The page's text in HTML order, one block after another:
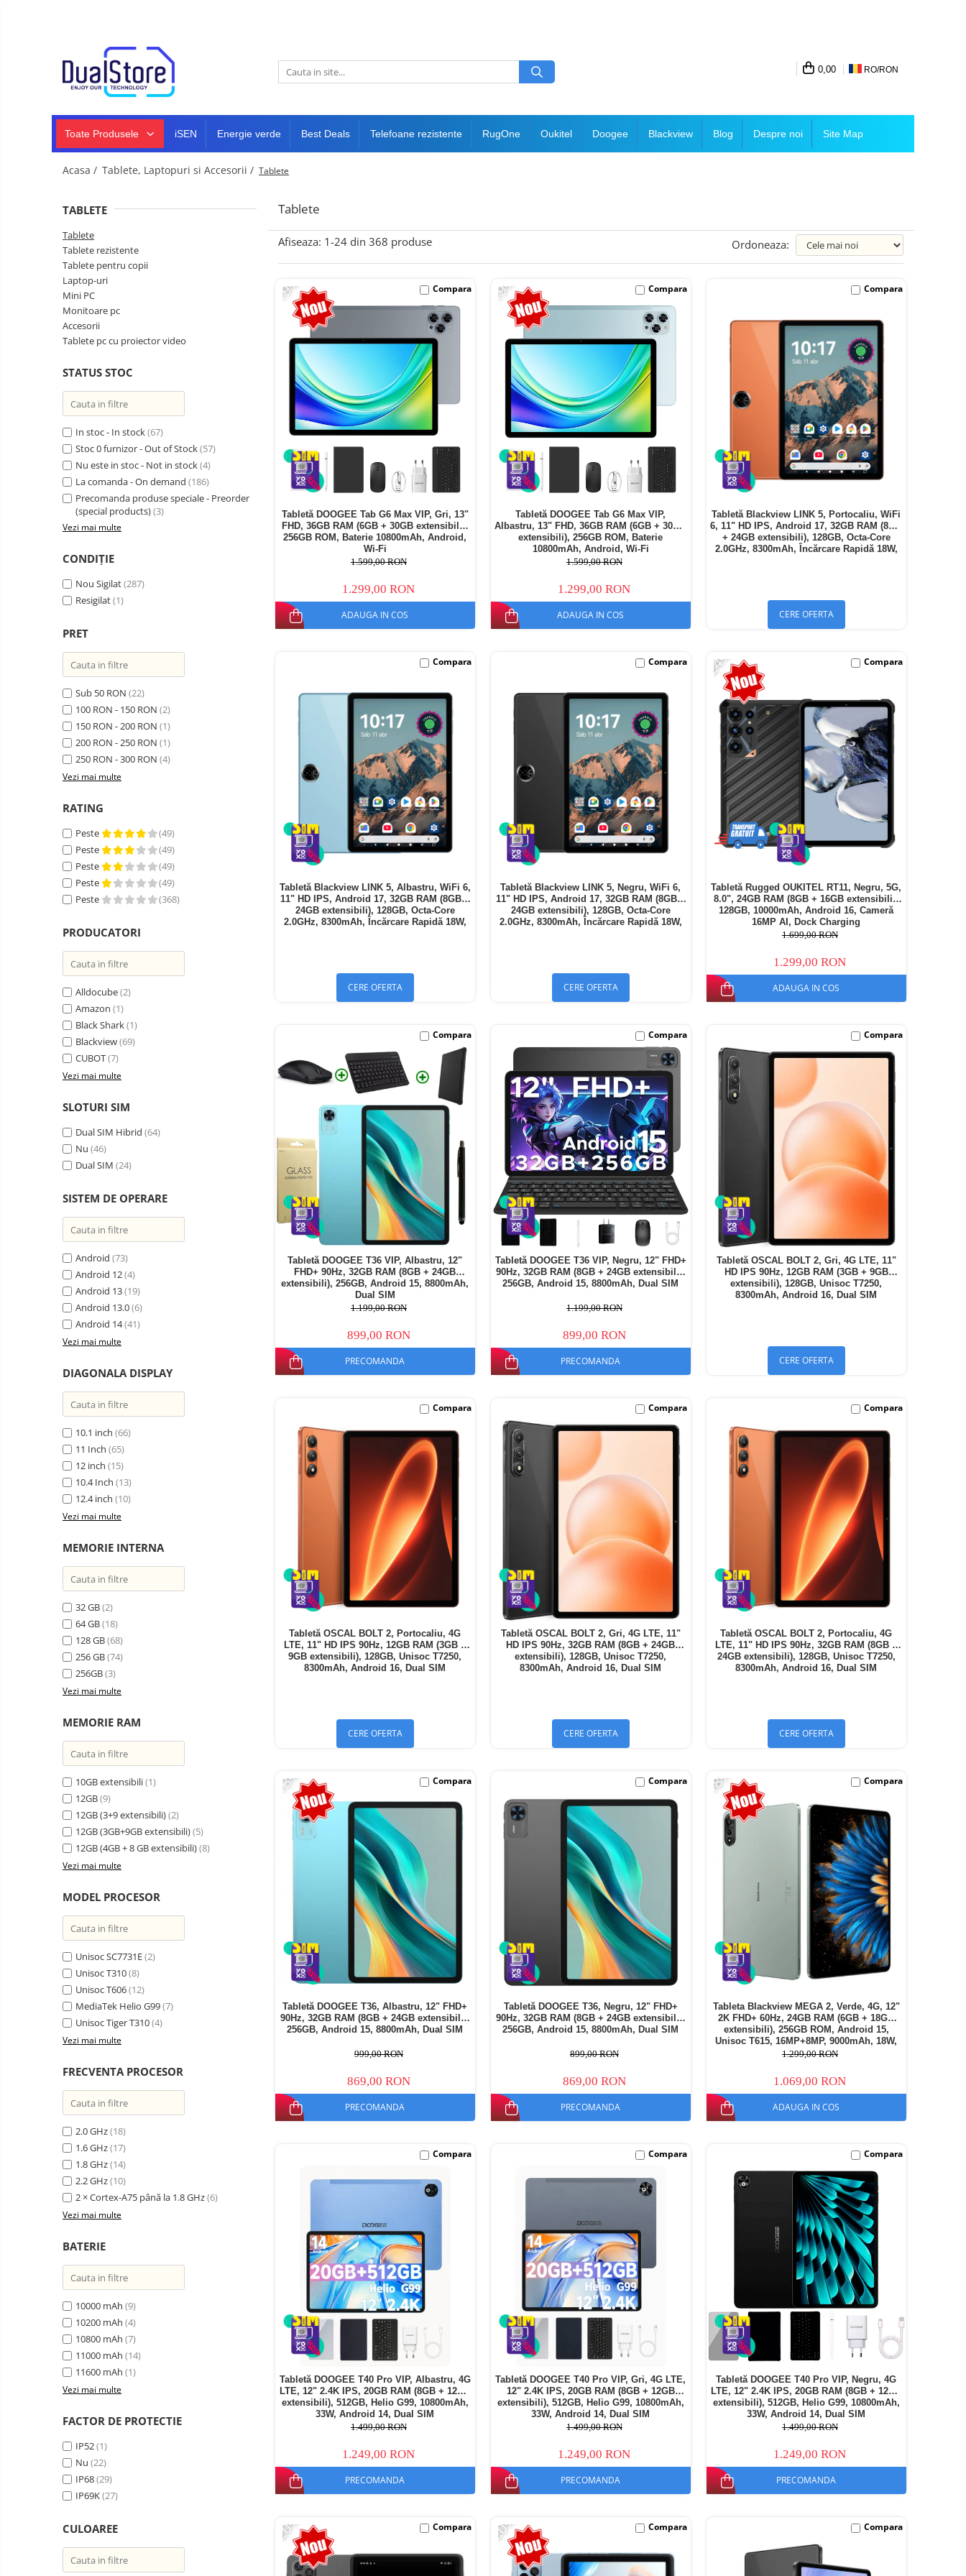
Producatori Telefoane Mobila
Telefoane mobile
Telefoane cu proiector video
Telefoane (Smartphone) 5G
Telefoane clasice
Piese si accesorii telefoane
Producatori telefoane
Telefoane mobile RugOne
Telefoane mobile Doogee
Telefoane mobile Oukitel
Telefoane mobile Unihertz
Telefoane mobile Cubot
Telefoane mobile Blackview
Telefoane mobile OSCAL
Telefoane mobile Fossibot
Telefoane mobile Lagenio
Telefoane mobile Samsung
Telefoane mobile iSEN
Telefoane mobile F150
Telefoane mobile iHunt
Telefoane mobile Xiaomi
Telefoane mobile AGM
Telefoane mobile ALTE
Tablete PC, mini PC si
laptopuri
Tablete PC
Tablete pc cu proiector video
Tablete rezistente
Tablete pentru copii
Laptop-uri
Monitoare pc
Accesorii
Camere auto, home si sport
Camere auto DVR
Oglinzi auto smart cu camera
Camere Supraveghere
Mini Video Camera
Accesorii Camere
Supraveghere
Casti Profesionale
smart,
bratari
Smartwatch
Inel Smart
Accesorii Smartwatch
Trotinete
Trotinete
Piese si accesorii
Biciclete
electrice
Gadgets
Smart Home
Produse Ingrijire Personala
Accesorii Gadgets
Drone cu Camera
Baterii externe
Accesorii Auto
Lifestyle
Boxe Portabile
Cititoare Cod Bare
Power station - Stații de
Panouri solare portabile
electrice
Media player cu Android
Accesorii
Miracast
Aspiratoare
robot,
piese si
accesorii
Piese de schimb telefoane
0,00 RO/RON
Toate Produsele iSEN Energie verde Best Deals Telefoane rezistente RugOne Oukitel Doogee Blackview Blog Despre noi Site Map
Acasa / Tablete, Laptopuri si Accesorii / Tablete
Tablete
TABLETE
Tablete
Tablete rezistente
Tablete pentru copii
Laptop-uri
Mini PC
Monitoare pc
Accesorii
Tablete pc cu proiector video
STATUS STOC
In stoc - In stock(67)
Stoc 0 furnizor - Out of Stock(57)
Nu este in stoc - Not in stock(4)
La comanda - On demand (186)
Precomanda produse speciale - Preorder
(special products)(3)
Vezi mai multe
CONDIȚIE
Nou Sigilat(287)
Resigilat(1)
PRET
Sub 50 RON (22)
100 RON - 150 RON (2)
150 RON - 200 RON (1)
200 RON - 250 RON (1)
250 RON - 300 RON (4)
Vezi mai multe
RATING
Peste
(49)
Peste
(49)
Peste
(49)
Peste
(49)
Peste
(368)
PRODUCATORI
Alldocube(2)
Amazon (1)
Black Shark(1)
Blackview(69)
CUBOT(7)
Vezi mai multe
SLOTURI SIM
Dual SIM Hibrid (64)
Nu (46)
Dual SIM (24)
SISTEM DE OPERARE
Android (73)
Android 12(4)
Android 13(19)
Android 13.0(6)
Android 14(41)
Vezi mai multe
DIAGONALA DISPLAY
10.1 inch (66)
11 Inch (65)
12 inch (15)
10.4 Inch (13)
12.4 inch (10)
Vezi mai multe
MEMORIE INTERNA
32 GB(2)
64 GB(18)
128 GB(68)
256 GB(74)
256GB(3)
Vezi mai multe
MEMORIE RAM
10GB extensibili(1)
12GB(9)
12GB (3+9 extensibili)(2)
12GB (3GB+9GB extensibili)(5)
12GB (4GB + 8 GB extensibili)(8)
Vezi mai multe
MODEL PROCESOR
Unisoc SC7731E(2)
Unisoc T310(8)
Unisoc T606(12)
MediaTek Helio G99(7)
Unisoc Tiger T310(4)
Vezi mai multe
FRECVENTA PROCESOR
2.0 GHz(18)
1.6 GHz(17)
1.8 GHz(14)
2.2 GHz(10)
2 × Cortex-A75 până la 1.8 GHz(6)
Vezi mai multe
BATERIE
10000 mAh (9)
10200 mAh (4)
10800 mAh (7)
11000 mAh (14)
11600 mAh (1)
Vezi mai multe
FACTOR DE PROTECTIE
IP52(1)
Nu (22)
IP68(29)
IP69K(27)
CULOAREE
Afiseaza: 1-24 din 368 produse Ordoneaza:
-19%
Tabletă DOOGEE Tab G6 Max VIP, Gri, 13"
FHD, 36GB RAM (6GB + 30GB extensibili),
256GB ROM, Baterie 10800mAh, Android,
Wi-Fi
1.599,00 RON
1.299,00 RON
ADAUGA IN COS
Compara -19%
Tabletă DOOGEE Tab G6 Max VIP,
Albastru, 13" FHD, 36GB RAM (6GB + 30GB
extensibili), 256GB ROM, Baterie
10800mAh, Android, Wi-Fi
1.599,00 RON
1.299,00 RON
ADAUGA IN COS
Compara
Tabletă Blackview LINK 5, Portocaliu, WiFi
6, 11" HD IPS, Android 17, 32GB RAM (8GB
+ 24GB extensibili), 128GB, Octa-Core
2.0GHz, 8300mAh, Încărcare Rapidă 18W,
CERE OFERTA
Compara
Tabletă Blackview LINK 5, Albastru, WiFi 6,
11" HD IPS, Android 17, 32GB RAM (8GB +
24GB extensibili), 128GB, Octa-Core
2.0GHz, 8300mAh, Încărcare Rapidă 18W,
CERE OFERTA
Compara
Tabletă Blackview LINK 5, Negru, WiFi 6,
11" HD IPS, Android 17, 32GB RAM (8GB +
24GB extensibili), 128GB, Octa-Core
2.0GHz, 8300mAh, Încărcare Rapidă 18W,
CERE OFERTA
Compara -24%
Tabletă Rugged OUKITEL RT11, Negru, 5G,
8.0", 24GB RAM (8GB + 16GB extensibili),
128GB, 10000mAh, Android 16, Cameră
16MP AI, Dock Charging
1.699,00 RON
1.299,00 RON
ADAUGA IN COS
Compara
Tabletă DOOGEE T36 VIP, Albastru, 12"
FHD+ 90Hz, 32GB RAM (8GB + 24GB
extensibili), 256GB, Android 15, 8800mAh,
Dual SIM
1.199,00 RON
899,00 RON
PRECOMANDA
Compara
Tabletă DOOGEE T36 VIP, Negru, 12" FHD+
90Hz, 32GB RAM (8GB + 24GB extensibili),
256GB, Android 15, 8800mAh, Dual SIM
1.199,00 RON
899,00 RON
PRECOMANDA
Compara
Tabletă OSCAL BOLT 2, Gri, 4G LTE, 11"
HD IPS 90Hz, 12GB RAM (3GB + 9GB
extensibili), 128GB, Unisoc T7250,
8300mAh, Android 16, Dual SIM
CERE OFERTA
Compara
Tabletă OSCAL BOLT 2, Portocaliu, 4G
LTE, 11" HD IPS 90Hz, 12GB RAM (3GB +
9GB extensibili), 128GB, Unisoc T7250,
8300mAh, Android 16, Dual SIM
CERE OFERTA
Compara
Tabletă OSCAL BOLT 2, Gri, 4G LTE, 11"
HD IPS 90Hz, 32GB RAM (8GB + 24GB
extensibili), 128GB, Unisoc T7250,
8300mAh, Android 16, Dual SIM
CERE OFERTA
Compara
Tabletă OSCAL BOLT 2, Portocaliu, 4G
LTE, 11" HD IPS 90Hz, 32GB RAM (8GB +
24GB extensibili), 128GB, Unisoc T7250,
8300mAh, Android 16, Dual SIM
CERE OFERTA
Compara
-13%
Tabletă DOOGEE T36, Albastru, 12" FHD+
90Hz, 32GB RAM (8GB + 24GB extensibili),
256GB, Android 15, 8800mAh, Dual SIM
999,00 RON
869,00 RON
PRECOMANDA
Compara
Tabletă DOOGEE T36, Negru, 12" FHD+
90Hz, 32GB RAM (8GB + 24GB extensibili),
256GB, Android 15, 8800mAh, Dual SIM
899,00 RON
869,00 RON
PRECOMANDA
Compara -18%
Tableta Blackview MEGA 2, Verde, 4G, 12"
2K FHD+ 60Hz, 24GB RAM (6GB + 18GB
extensibili), 256GB ROM, Android 15,
Unisoc T615, 16MP+8MP, 9000mAh, 18W,
Stylus, Face Unlock, Dual SIM
1.299,00 RON
1.069,00 RON
ADAUGA IN COS
Compara
Tabletă DOOGEE T40 Pro VIP, Albastru, 4G
LTE, 12" 2.4K IPS, 20GB RAM (8GB + 12GB
extensibili), 512GB, Helio G99, 10800mAh,
33W, Android 14, Dual SIM
1.499,00 RON
1.249,00 RON
PRECOMANDA
Compara
Tabletă DOOGEE T40 Pro VIP, Gri, 4G LTE,
12" 2.4K IPS, 20GB RAM (8GB + 12GB
extensibili), 512GB, Helio G99, 10800mAh,
33W, Android 14, Dual SIM
1.499,00 RON
1.249,00 RON
PRECOMANDA
Compara
Tabletă DOOGEE T40 Pro VIP, Negru, 4G
LTE, 12" 2.4K IPS, 20GB RAM (8GB + 12GB
extensibili), 512GB, Helio G99, 10800mAh,
33W, Android 14, Dual SIM
1.499,00 RON
1.249,00 RON
PRECOMANDA
Compara
-20% Compara -20% Compara Compara